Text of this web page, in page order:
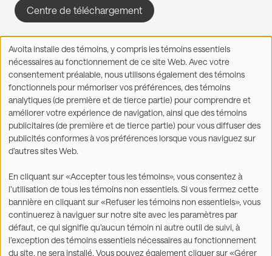
Centre de téléchargement
Partager sur : Facebook
X LinkedInWhatsApp
Légal Énoncé sur l’accessibilité
Déclaration de
confidentialité et utilisation
de témoins
Conditions d'utilisation
Utilisation
des
données
personnelles
et
des
témoins
Avolta installe des témoins, y compris les témoins essentiels
nécessaires au fonctionnement de ce site Web. Avec votre
consentement préalable, nous utilisons également des témoins
fonctionnels pour mémoriser vos préférences, des témoins
analytiques (de première et de tierce partie) pour comprendre et
améliorer votre expérience de navigation, ainsi que des témoins
publicitaires (de première et de tierce partie) pour vous diffuser des
publicités conformes à vos préférences lorsque vous naviguez sur
d’autres sites Web.
En cliquant sur «Accepter tous les témoins», vous consentez à
l’utilisation de tous les témoins non essentiels. Si vous fermez cette
bannière en cliquant sur «Refuser les témoins non essentiels», vous
continuerez à naviguer sur notre site avec les paramètres par
défaut, ce qui signifie qu’aucun témoin ni autre outil de suivi, à
l’exception des témoins essentiels nécessaires au fonctionnement
du site, ne sera installé. Vous pouvez également cliquer sur «Gérer